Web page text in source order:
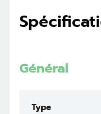
Général
Type